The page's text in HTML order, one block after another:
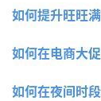
如何提升旺旺
如何在电商大
如何在夜间时